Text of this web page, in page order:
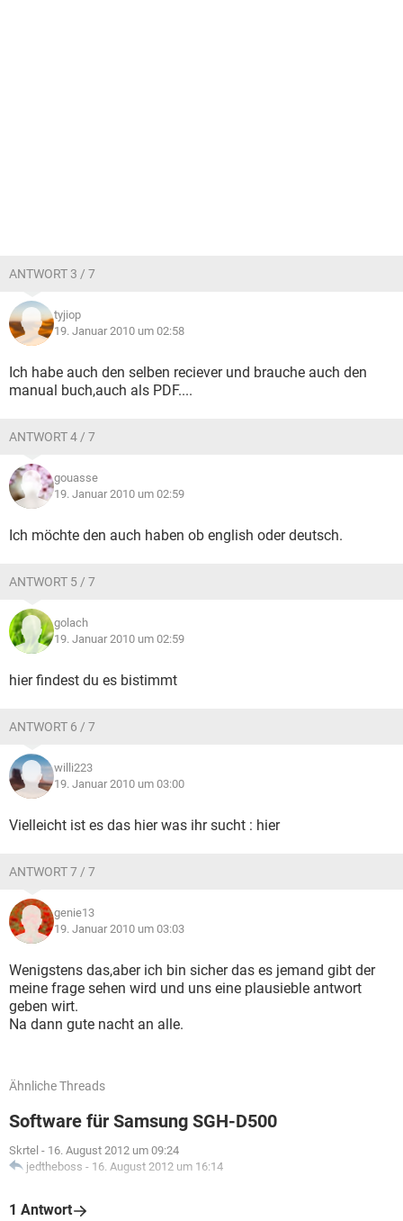
ANTWORT 3 / 7
tyjiop
19. Januar 2010 um 02:58
Ich habe auch den selben reciever und brauche auch den
manual buch,auch als PDF....
ANTWORT 4 / 7
gouasse
19. Januar 2010 um 02:59
Ich möchte den auch haben ob english oder deutsch.
ANTWORT 5 / 7
golach
19. Januar 2010 um 02:59
hier findest du es bistimmt
ANTWORT 6 / 7
willi223
19. Januar 2010 um 03:00
Vielleicht ist es das hier was ihr sucht : hier
ANTWORT 7 / 7
genie13
19. Januar 2010 um 03:03
Wenigstens das,aber ich bin sicher das es jemand gibt der
meine frage sehen wird und uns eine plausieble antwort
geben wirt.
Na dann gute nacht an alle.
Ähnliche Threads
Software für Samsung SGH-D500
Skrtel - 16. August 2012 um 09:24
jedtheboss - 16. August 2012 um 16:14
1 Antwort